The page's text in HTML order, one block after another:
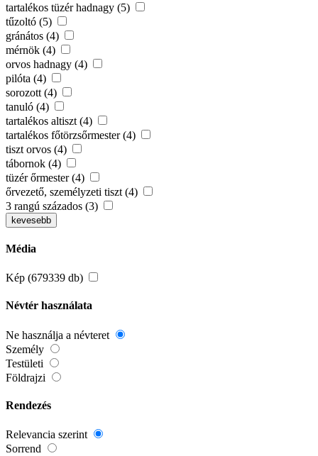
tartalékos tüzér hadnagy (5)
tűzoltó (5)
gránátos (4)
mérnök (4)
orvos hadnagy (4)
pilóta (4)
sorozott (4)
tanuló (4)
tartalékos altiszt (4)
tartalékos főtörzsőrmester (4)
tiszt orvos (4)
tábornok (4)
tüzér őrmester (4)
őrvezető, személyzeti tiszt (4)
3 rangú százados (3)
kevesebb
Média
Kép (679339 db)
Névtér használata
Ne használja a névteret
Személy
Testületi
Földrajzi
Rendezés
Relevancia szerint
Sorrend